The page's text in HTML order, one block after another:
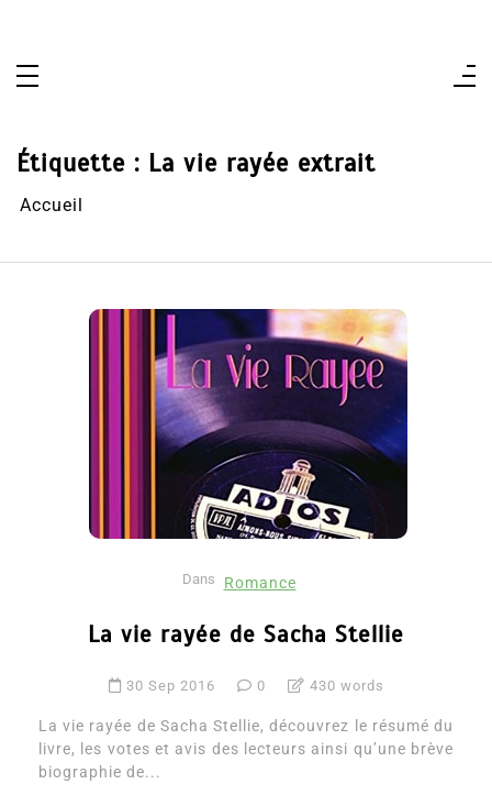
Étiquette : La vie rayée extrait
Accueil
Dans Romance
La vie rayée de Sacha Stellie
30 Sep 2016 0 430 words
La vie rayée de Sacha Stellie, découvrez le résumé du
livre, les votes et avis des lecteurs ainsi qu’une brève
biographie de...